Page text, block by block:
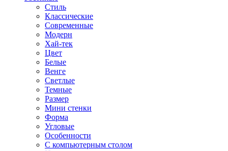
Стиль
Классические
Современные
Модерн
Хай-тек
Цвет
Белые
Венге
Светлые
Темные
Размер
Мини стенки
Форма
Угловые
Особенности
С компьютерным столом